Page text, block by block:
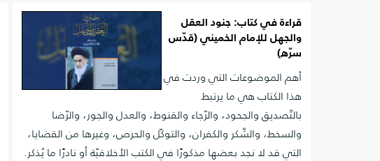
قراءة في كتاب: جنود العقل
والجهل للإمام الخميني (قدّس
سرّه)
أهم الموضوعات التي وردت في
هذا الكتاب هي ما يرتبط
بالتّصديق والجحود، والرّجاء والقنوط، والعدل والجور، والرّضا
والسخط، والشّكر والكفران، والتوكّل والحرص، وغيرها من القضايا،
التي قد لا نجد بعضها مذكورًا في الكتب الأخلاقيّة أو نادرًا ما يُذكر.